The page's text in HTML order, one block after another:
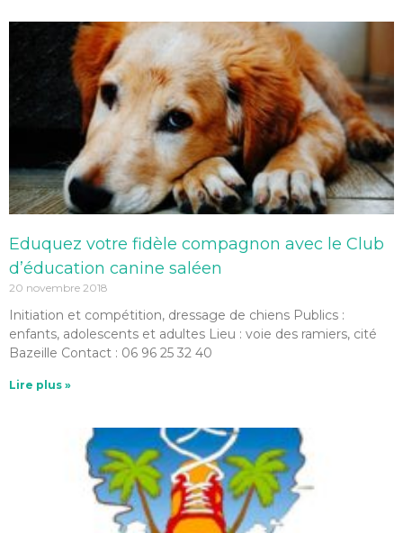
Eduquez votre fidèle compagnon avec le Club
d’éducation canine saléen
20 novembre 2018
Initiation et compétition, dressage de chiens Publics :
enfants, adolescents et adultes Lieu : voie des ramiers, cité
Bazeille Contact : 06 96 25 32 40
Lire plus »